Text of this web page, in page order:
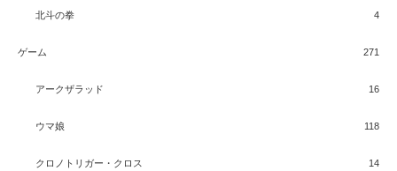
北斗の拳 4
ゲーム 271
アークザラッド 16
ウマ娘 118
クロノトリガー・クロス 14